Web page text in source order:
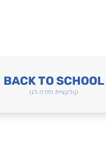
BACK TO SCHOOL
קולקציית חזרה לגן